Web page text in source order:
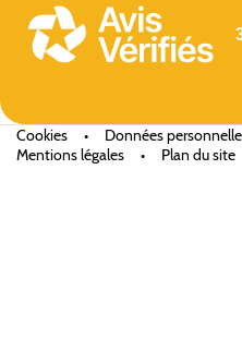
Cookies • Données
Mentions légales
• Plan du site